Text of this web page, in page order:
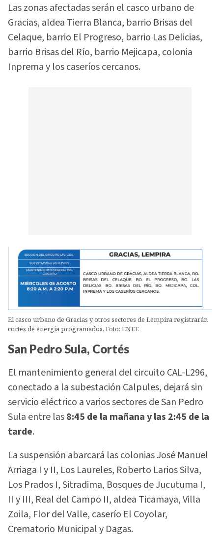
Las zonas afectadas serán el casco urbano de
Gracias, aldea Tierra Blanca, barrio Brisas del
Celaque, barrio El Progreso, barrio Las Delicias,
barrio Brisas del Río, barrio Mejicapa, colonia
Inprema y los caseríos cercanos.
El casco urbano de Gracias y otros sectores de Lempira registrarán
cortes de energía programados. Foto: ENEE
San Pedro Sula, Cortés
El mantenimiento general del circuito CAL-L296,
conectado a la subestación Calpules, dejará sin
servicio eléctrico a varios sectores de San Pedro
Sula entre las8:45 de la mañana y las 2:45 de la
tarde.
La suspensión abarcará las colonias José Manuel
Arriaga I y II, Los Laureles, Roberto Larios Silva,
Los Prados I, Sitradima, Bosques de Jucutuma I,
II y III, Real del Campo II, aldea Ticamaya, Villa
Zoila, Flor del Valle, caserío El Coyolar,
Crematorio Municipal y Dagas.